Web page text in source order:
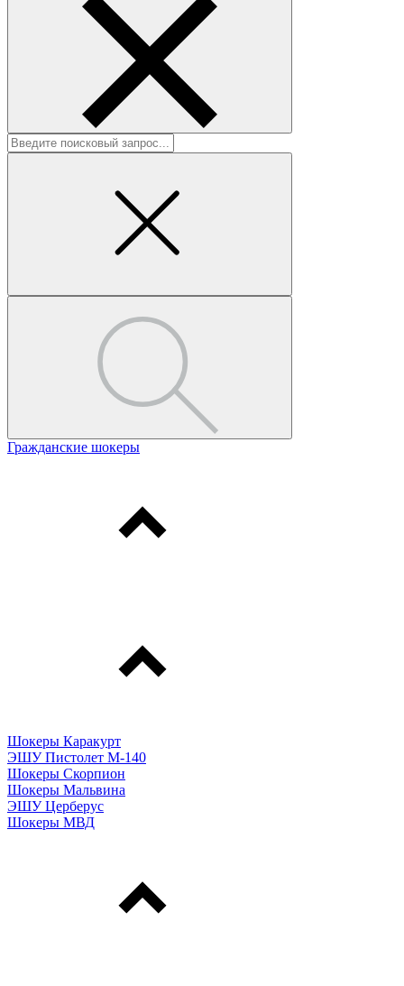
Гражданские шокеры
Шокеры Каракурт
ЭШУ Пистолет М-140
Шокеры Скорпион
Шокеры Мальвина
ЭШУ Церберус
Шокеры МВД